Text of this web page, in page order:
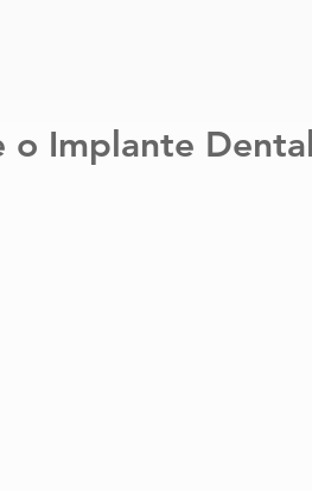
o Implante Dental